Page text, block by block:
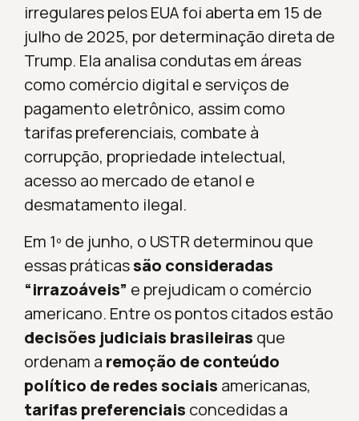
irregulares pelos EUA foi aberta em 15 de
julho de 2025, por determinação direta de
Trump. Ela analisa condutas em áreas
como comércio digital e serviços de
pagamento eletrônico, assim como
tarifas preferenciais, combate à
corrupção, propriedade intelectual,
acesso ao mercado de etanol e
desmatamento ilegal.
Em 1º de junho, o USTR determinou que
essas práticassão consideradas
“irrazoáveis” e prejudicam o comércio
americano. Entre os pontos citados estão
decisões judiciais brasileiras que
ordenam a remoção de conteúdo
político de redes sociais americanas,
tarifas preferenciais concedidas a